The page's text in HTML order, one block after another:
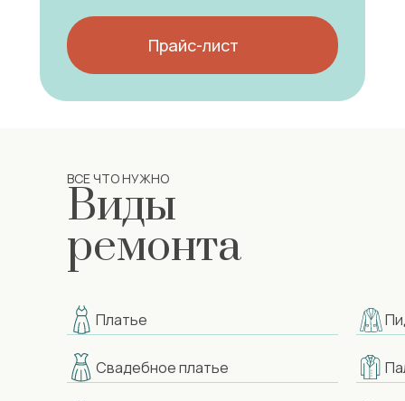
Прайс-лист
ВСЕ ЧТО НУЖНО
Виды
ремонта
Свадебное платье
Платье